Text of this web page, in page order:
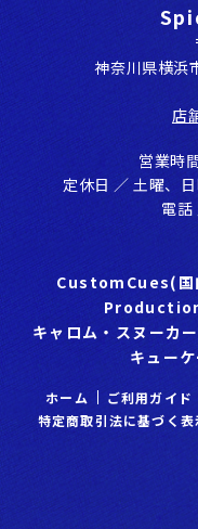
神奈川県横
店
営業時
定休⽇ ／ ⼟曜、
電
CustomCues(国
キャロム・スヌーカー
キュー
ホーム ご利⽤ガイド
特定商取引法に基づく表